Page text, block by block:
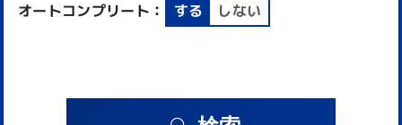
オートコンプリート： する しない